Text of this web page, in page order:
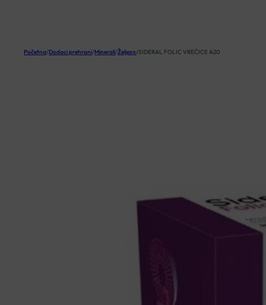
Početna/Dodaci prehrani/Minerali/Željezo/SIDERAL FOLIC VREĆICE A20